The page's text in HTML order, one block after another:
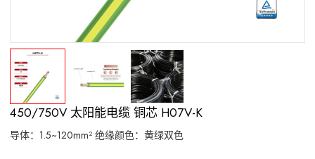
450/750V 太阳能电缆 铜芯 H07V-K
导体：1.5~120mm² 绝缘颜色：黄绿双色